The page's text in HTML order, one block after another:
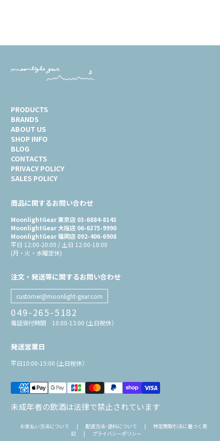
PRODUCTS
BRANDS
ABOUT US
SHOP INFO
BLOG
CONTACTS
PRIVACY POLICY
SALES POLICY
商品に関するお問い合わせ
MoonlightGear 東京店 03-6884-8143
MoonlightGear 大阪店 06-6375-9990
MoonlightGear 福岡店 092-406-6908
平日 12:00-20:00 / 土日 12:00-18:00
(月・火・水曜定休)
注文・発送等に関するお問い合わせ
customer@moonlight-gear.com
049-265-5182
電話受付時間 10:00-13:00 (土日祝休）
発送営業日
平日10:00-15:00 (土日祝休）
未成年者の飲酒は法律で禁止されています
お支払い方法について | 配送方法･送料について |
特定商取引法に基づく表
記
| プライバシーポリシー